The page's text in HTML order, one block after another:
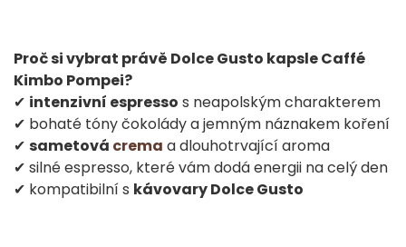
Proč si vybrat právě Dolce Gusto kapsle Caffé
Kimbo Pompei?
✔ intenzivní espresso s neapolským charakterem
✔ bohaté tóny čokolády a jemným náznakem koření
✔ sametová crema a dlouhotrvající aroma
✔ silné espresso, které vám dodá energii na celý den
✔ kompatibilní s kávovary Dolce Gusto